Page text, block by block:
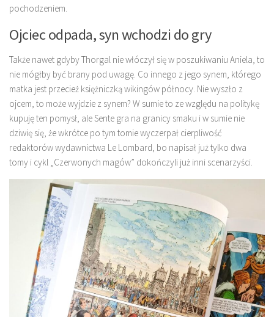
pochodzeniem.
Ojciec odpada, syn wchodzi do gry
Także nawet gdyby Thorgal nie włóczył się w poszukiwaniu Aniela, to
nie mógłby być brany pod uwagę. Co innego z jego synem, którego
matka jest przecież księżniczką wikingów północy. Nie wyszło z
ojcem, to może wyjdzie z synem? W sumie to ze względu na politykę
kupuję ten pomysł, ale Sente gra na granicy smaku i w sumie nie
dziwię się, że wkrótce po tym tomie wyczerpał cierpliwość
redaktorów wydawnictwa Le Lombard, bo napisał już tylko dwa
tomy i cykl „Czerwonych magów” dokończyli już inni scenarzyści.